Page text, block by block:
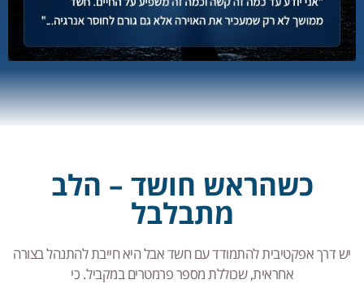
כשהראש חושד – הלב
מתבלבל
יש דרך אפקטיבית להתמודד עם חשד אבל היא חייבת להתנהל בצורה
אחראית, שכוללת מספר פרמטרים במקביל. כי